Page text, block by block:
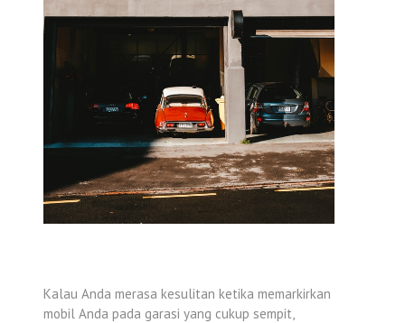
Kalau Anda merasa kesulitan ketika memarkirkan
mobil Anda pada garasi yang cukup sempit,